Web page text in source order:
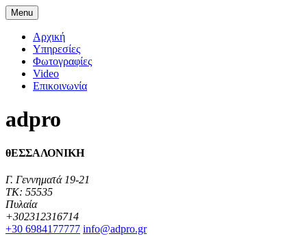
Menu
Αρχική
Υπηρεσίες
Φωτογραφίες
Video
Επικοινωνία
adpro
θΕΣΣΑΛΟΝΙΚΗ
Γ. Γεννηματά 19-21
TK: 55535
Πυλαία
+302312316714
+30 6984177777‬ info@adpro.gr